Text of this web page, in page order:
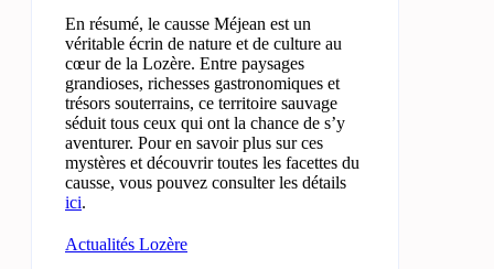
En résumé, le causse Méjean est un
véritable écrin de nature et de culture au
cœur de la Lozère. Entre paysages
grandioses, richesses gastronomiques et
trésors souterrains, ce territoire sauvage
séduit tous ceux qui ont la chance de s’y
aventurer. Pour en savoir plus sur ces
mystères et découvrir toutes les facettes du
causse, vous pouvez consulter les détails
ici.
Actualités Lozère